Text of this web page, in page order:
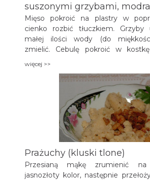
suszonymi grzybami,
Mięso pokroić na plastry w
cienko rozbić tłuczkiem.
małej ilości wody (do
zmielić. Cebulę pokroić w kostkę
pieprzem, na koniec dodać
Mięso zwijać z grzybami, spiąć
posypać solą i pieprzem
wszystkich stron na złoty kolor.
roladki przełożyć do garnka, zalać
miękkości. Z wywaru zrobić
więcej >>
Prażuchy (kluski tlone)
Przesianą mąkę zrumienić
jasnozłoty kolor, następnie